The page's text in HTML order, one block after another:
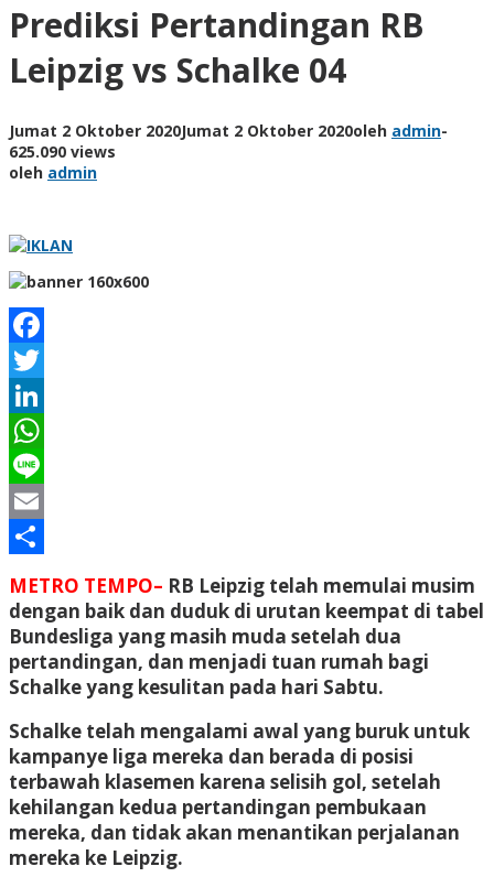
Prediksi Pertandingan RB
Leipzig vs Schalke 04
Jumat 2 Oktober 2020Jumat 2 Oktober 2020oleh admin-
625.090 views
oleh admin
Facebook
Twitter
LinkedIn
WhatsApp
Line
Email
METRO TEMPO– RB Leipzig telah memulai musim
dengan baik dan duduk di urutan keempat di tabel
Bundesliga yang masih muda setelah dua
pertandingan, dan menjadi tuan rumah bagi
Schalke yang kesulitan pada hari Sabtu.
Schalke telah mengalami awal yang buruk untuk
kampanye liga mereka dan berada di posisi
terbawah klasemen karena selisih gol, setelah
kehilangan kedua pertandingan pembukaan
mereka, dan tidak akan menantikan perjalanan
mereka ke Leipzig.